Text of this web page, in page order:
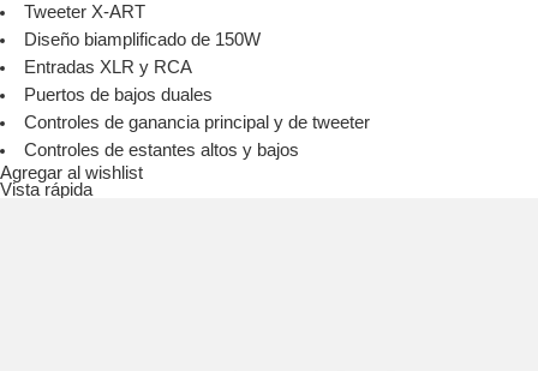
Tweeter X-ART
Diseño biamplificado de 150W
Entradas XLR y RCA
Puertos de bajos duales
Controles de ganancia principal y de tweeter
Controles de estantes altos y bajos
Agregar al wishlist
Vista rápida